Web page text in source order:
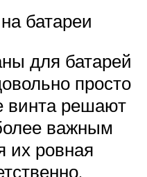
батареи
для батарей
просто
винта решают
важным
их ровная